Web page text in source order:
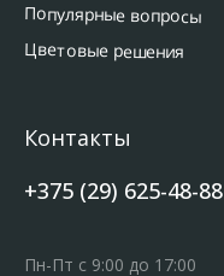
+375 (29) 625-48-88
Популярные вопросы
Пн-Пт с 9:00 до 17:00
Контакты
Цветовые решения